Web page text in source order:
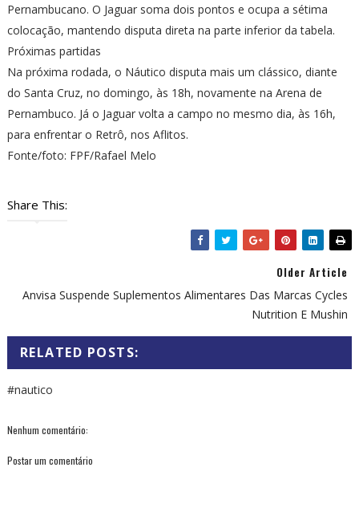
Pernambucano. O Jaguar soma dois pontos e ocupa a sétima
colocação, mantendo disputa direta na parte inferior da tabela.
Próximas partidas
Na próxima rodada, o Náutico disputa mais um clássico, diante
do Santa Cruz, no domingo, às 18h, novamente na Arena de
Pernambuco. Já o Jaguar volta a campo no mesmo dia, às 16h,
para enfrentar o Retrô, nos Aflitos.
Fonte/foto: FPF/Rafael Melo
Share This:
Older Article
Anvisa Suspende Suplementos Alimentares Das Marcas Cycles
Nutrition E Mushin
RELATED POSTS:
#nautico
Nenhum comentário:
Postar um comentário